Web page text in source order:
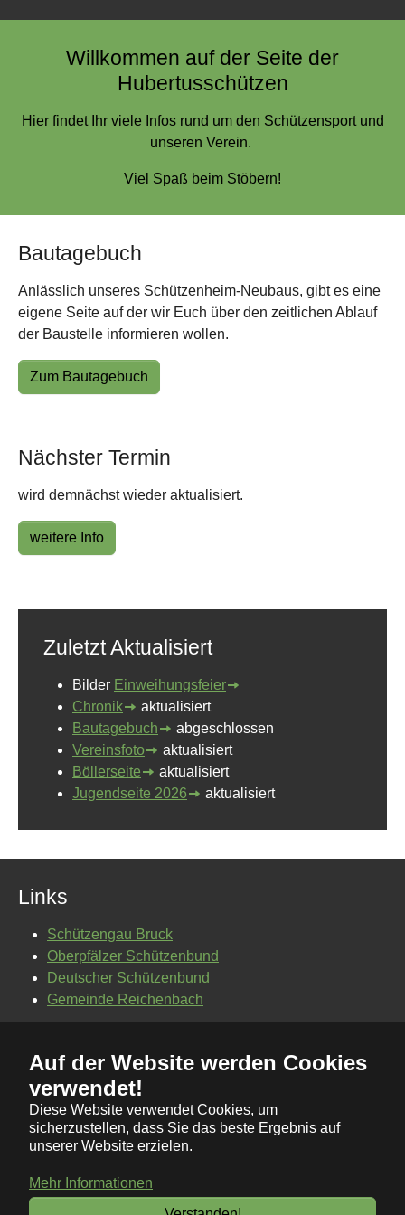
Auf der Website werden Cookies
verwendet!
Diese Website verwendet Cookies, um
sicherzustellen, dass Sie das beste Ergebnis auf
unserer Website erzielen.
Mehr Informationen
Willkommen auf der Seite der
Hubertusschützen
Hier findet Ihr viele Infos rund um den Schützensport und
unseren Verein.
Viel Spaß beim Stöbern!
Bautagebuch
Anlässlich unseres Schützenheim-Neubaus, gibt es eine
eigene Seite auf der wir Euch über den zeitlichen Ablauf
der Baustelle informieren wollen.
Zum Bautagebuch
Nächster Termin
wird demnächst wieder aktualisiert.
weitere Info
Zuletzt Aktualisiert
Bilder Einweihungsfeier
Chronik
aktualisiert
Bautagebuch
abgeschlossen
Vereinsfoto
aktualisiert
Böllerseite
aktualisiert
Jugendseite 2026
aktualisiert
Links
Schützengau Bruck
Oberpfälzer Schützenbund
Deutscher Schützenbund
Gemeinde Reichenbach
Kontakt
Impressum
Datenschutz
© Schützenverein "Hubertus" Reichenbach - Alle Rechte